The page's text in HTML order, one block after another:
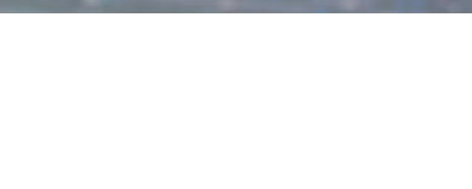
nghiệp
chống kẹt
Lớp phủ chống rỉ